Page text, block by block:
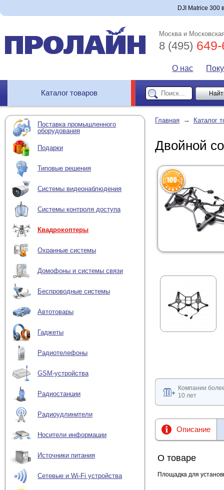
DJI Matrice 300
Москва и
8 (495)
О нас
Каталог товаров
Поставка промышленного
оборудования
Подарки
Типовые решения
Системы видеонаблюдения
Системы контроля доступа
Квадрокоптеры
Охранные системы
Домофоны и системы связи
Беспроводные системы
Автотовары
Гаджеты
Радиотелефоны
GSM-устройства
Радиостанции
Радиоудлинители
Носители информации
Источники питания
Сетевые и Wi-Fi устройства
Главная → Каталог
Двойной
Компании
10 лет
Описание
О товаре
Площадка для